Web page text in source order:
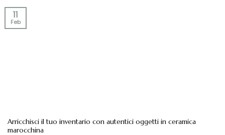
Arricchisci il tuo inventario con autentici oggetti in ceramica
marocchina
11
Feb